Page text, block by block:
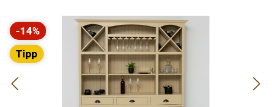
Bildergalerie überspringen
-14%
Rabatt
Tipp